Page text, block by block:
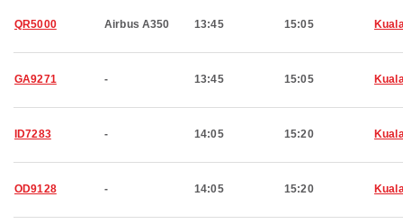
QR5000 Airbus A350 13:45 15:05
GA9271 - 13:45 15:05
ID7283 - 14:05 15:20
OD9128 - 14:05 15:20